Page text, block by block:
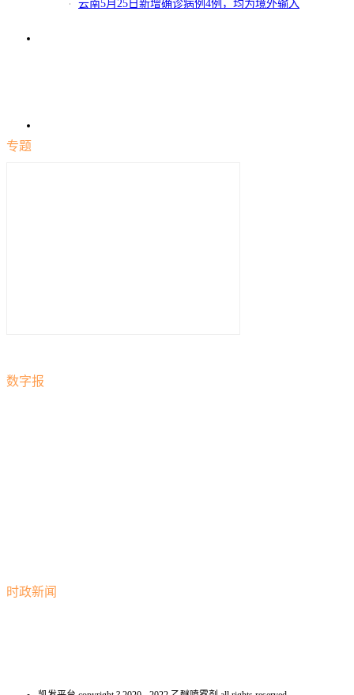
云南5月25日新增确诊病例4例，均为境外输入
专题
数字报
时政新闻